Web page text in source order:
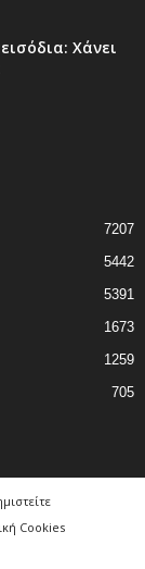
Χάνει
7207
5442
5391
1673
1259
705
Cookies